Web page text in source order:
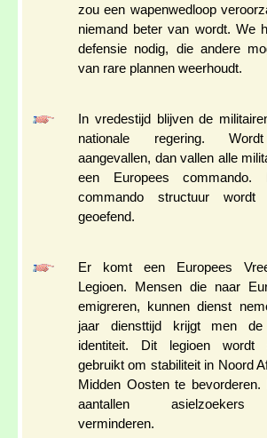
zou een wapenwedloop
niemand beter van wordt. We
defensie nodig, die andere
van rare plannen weerhoudt.
In vredestijd blijven de
nationale regering.
aangevallen, dan vallen alle
een Europees commando.
commando structuur wordt
geoefend.
Er komt een Europees
Legioen. Mensen die naar
emigreren, kunnen dienst
jaar diensttijd krijgt men de
identiteit. Dit legioen wordt
gebruikt om stabiliteit in Noord
Midden Oosten te
aantallen asielzoekers
verminderen.